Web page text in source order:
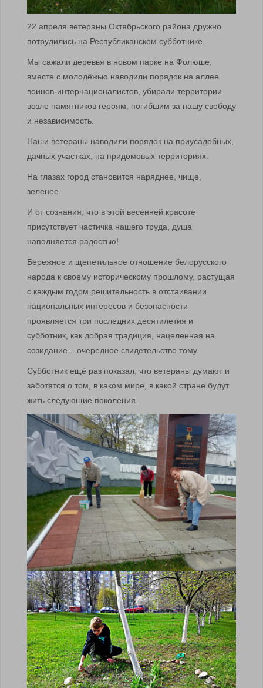
22 апреля ветераны Октябрьского района дружно
потрудились на Республиканском субботнике.
Мы сажали деревья в новом парке на Фолюше,
вместе с молодёжью наводили порядок на аллее
воинов-интернационалистов, убирали территории
возле памятников героям, погибшим за нашу свободу
и независимость.
Наши ветераны наводили порядок на приусадебных,
дачных участках, на придомовых территориях.
На глазах город становится наряднее, чище,
зеленее.
И от сознания, что в этой весенней красоте
присутствует частичка нашего труда, душа
наполняется радостью!
Бережное и щепетильное отношение белорусского
народа к своему историческому прошлому, растущая
с каждым годом решительность в отстаивании
национальных интересов и безопасности
проявляется три последних десятилетия и
субботник, как добрая традиция, нацеленная на
созидание – очередное свидетельство тому.
Субботник ещё раз показал, что ветераны думают и
заботятся о том, в каком мире, в какой стране будут
жить следующие поколения.